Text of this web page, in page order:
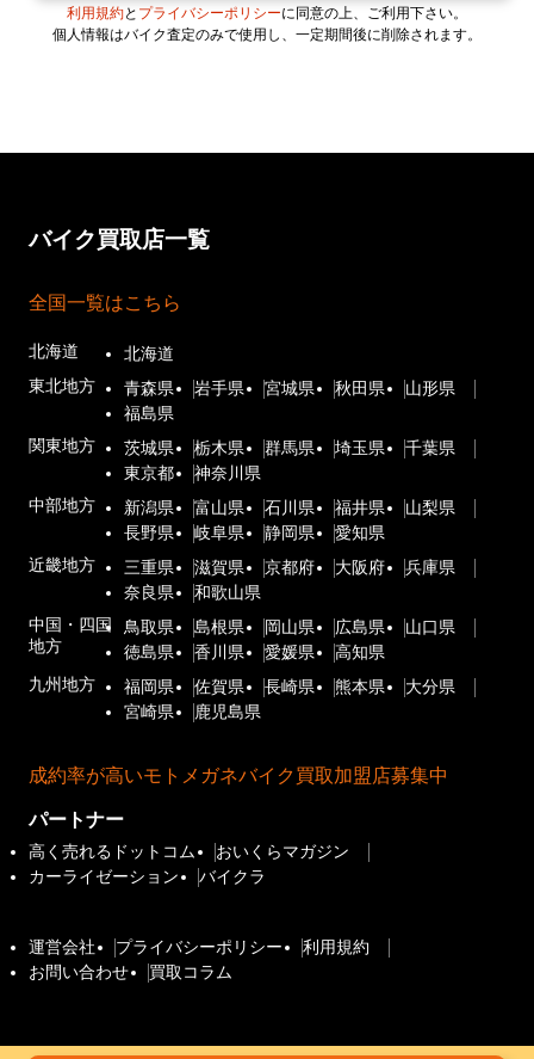
利用規約と プライバシーポリシーに同意の上、ご利用下さい。
個人情報はバイク査定のみで使用し、一定期間後に削除されます。
バイク買取店一覧
全国一覧はこちら
北海道
北海道
東北地方
青森県 岩手県 宮城県 秋田県
山形県
福島県
関東地方
茨城県 栃木県 群馬県 埼玉県
千葉県
東京都
神奈川県
中部地方
新潟県 富山県 石川県 福井県
山梨県
長野県
岐阜県 静岡県
愛知県
近畿地方
三重県 滋賀県 京都府 大阪府
兵庫県
奈良県
和歌山県
中国・四国
地方
鳥取県 島根県 岡山県 広島県
山口県
徳島県
香川県 愛媛県
高知県
九州地方
福岡県 佐賀県 長崎県 熊本県
大分県
宮崎県
鹿児島県
成約率が高いモトメガネバイク買取加盟店募集中
パートナー
高く売れるドットコム
おいくらマガジン
カーライゼーション
バイクラ
運営会社 プライバシーポリシー
利用規約
お問い合わせ
買取コラム